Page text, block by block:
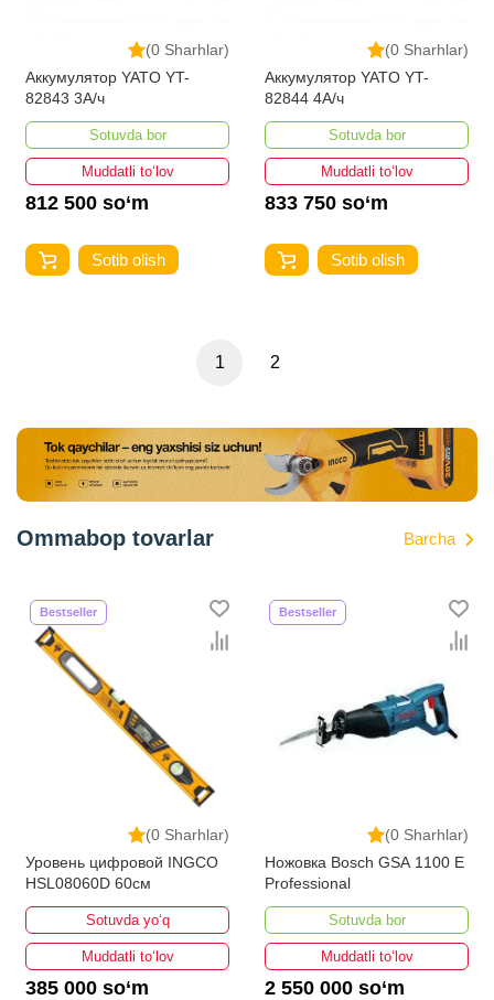
(0 Sharhlar)
Аккумулятор YATO YT-
82843 3А/ч
Sotuvda bor
Muddatli to‘lov
812 500 so‘m
Sotib olish
(0 Sharhlar)
Аккумулятор YATO YT-
82844 4А/ч
Sotuvda bor
Muddatli to‘lov
833 750 so‘m
Sotib olish
1 2
Ommabop tovarlar Barcha
(0 Sharhlar)
Bestseller
Ножовка Bosch GSA 1100 E
Professional
Sotuvda bor
Muddatli to‘lov
2 550 000 so‘m
(0
Bestseller
Ороситель пистолетного
типа INGCO HWSG092
Sotuvda bor
Muddatli to‘lov
45 500 so‘m